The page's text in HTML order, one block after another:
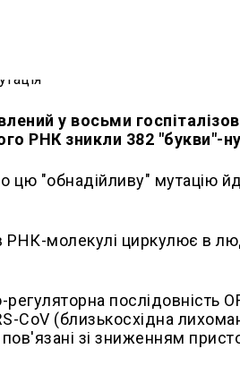
у восьми
РНК зникли 382 "букви"-
​​"обнадійливу" мутацію
молекулі циркулює в
послідовність
CoV (близькосхідна
зі зниженням